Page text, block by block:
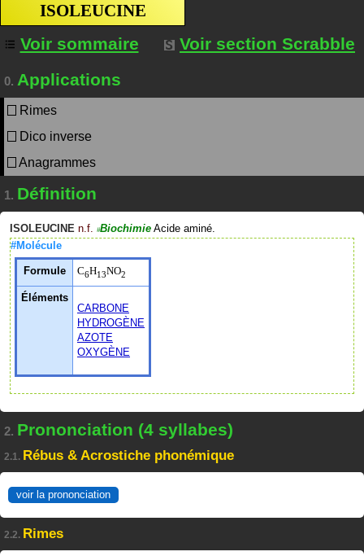
ISOLEUCINE
Voir sommaire
Voir section Scrabble
0. Applications
Rimes
Dico inverse
Anagrammes
1. Définition
ISOLEUCINE n.f. #Biochimie Acide aminé.
#Molécule
Formule C6H13NO2
Éléments
CARBONE
HYDROGÈNE
AZOTE
OXYGÈNE
2. Prononciation (4 syllabes)
2.1. Rébus & Acrostiche phonémique
voir la prononciation
2.2. Rimes